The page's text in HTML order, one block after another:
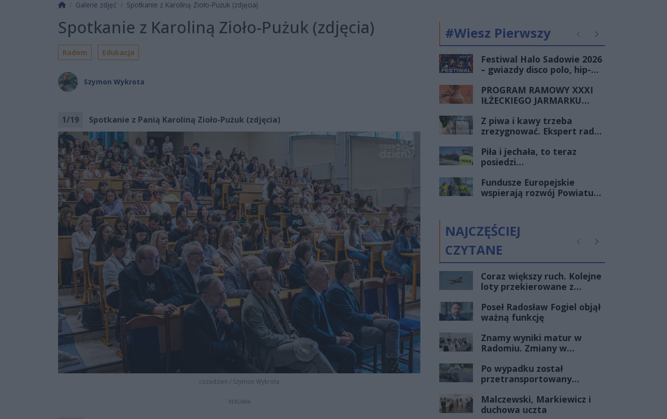
Strona główna
Galerie zdjęć Spotkanie z Karoliną Zioło-Pużuk (zdjęcia)
Spotkanie z Karoliną Zioło-Pużuk (zdjęcia)
Radom Edukacja
Szymon Wykrota
1/19 Spotkanie z Panią Karoliną Zioło-Pużuk (zdjęcia)
cozadzien / Szymon Wykrota
REKLAMA
#Wiesz Pierwszy PoprzednieNastępne
Festiwal Halo Sadowie 2026
– gwiazdy disco polo, hip-
całej rodziny!
PROGRAM RAMOWY XXXI
IŁŻECKIEGO JARMARKU
Z piwa i kawy trzeba
zrezygnować. Ekspert radzi,
Piła i jechała, to teraz
posiedzi…
Fundusze Europejskie
wspierają rozwój Powiatu
powiatowej nr 3539W
Radom - Gębarzów - Polany
(III etap)
NAJCZĘŚCIEJ
CZYTANE
PoprzednieNastępne
Coraz większy ruch. Kolejne
loty przekierowane z
Poseł Radosław Fogiel objął
ważną funkcję
Znamy wyniki matur w
Radomiu. Zmiany w
Po wypadku został
przetransportowany
Historia mrozi krew w
żyłach
Malczewski, Markiewicz i
duchowa uczta